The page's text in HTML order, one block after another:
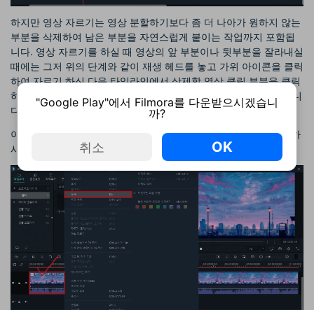
하지만 영상 자르기는 영상 분할하기보다 좀 더 나아가 원하지 않는
부분을 삭제하여 남은 부분을 자연스럽게 붙이는 작업까지 포함됩
니다. 영상 자르기를 하실 때 영상의 앞 부분이나 뒷부분을 잘라내실
때에는 그저 위의 단계와 같이 재생 헤드를 놓고 가위 아이콘을 클릭
하여 자르기 하신 다음 타임라인에서 삭제할 영상 클립 부분을 클릭
하시고 마우스 오른쪽 버튼을 누르셔서 ‘삭제’ 버튼을 누르시면 됩니
다.
이 과정이 귀찮으시다면 그냥 동영상 자르기 할 영상 클립을 클릭하
시고 ‘DEL’ 키를 눌러 제거하시면 됩니다.
"Google Play"에서 Filmora를 다운받으시겠습니
까?
취소 OK